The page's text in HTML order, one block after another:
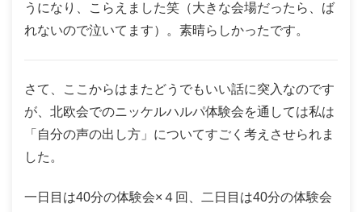
うになり、こらえました笑（大きな会場だったら、ば
れないので泣いてます）。素晴らしかったです。
さて、ここからはまたどうでもいい話に突入なのです
が、北欧会でのニッケルハルパ体験会を通しては私は
「自分の声の出し方」についてすごく考えさせられま
した。
一日目は40分の体験会×４回、二日目は40分の体験会